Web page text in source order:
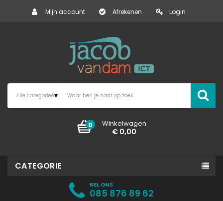
Mijn account Afrekenen Login
Winkelwagen
0
€ 0,00
CATEGORIE
BEL ONS
085 876 89 62